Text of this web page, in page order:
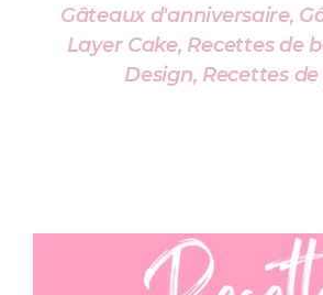
Gâteaux d'anniversaire,
Layer Cake, Recettes de
Design, Recettes